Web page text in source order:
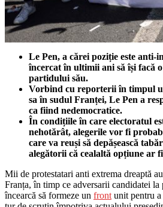
Le Pen, a cărei poziție este anti-
încercat în ultimii ani să își facă
partidului său.
Vorbind cu reporterii în timpul
sa în sudul Franței, Le Pen a
ca fiind nedemocratice.
În condițiile în care electoratul
nehotărât, alegerile vor fi
care va reuși să depășească
alegătorii că cealaltă opțiune ar
Mii de protestatari anti extrema dreaptă
Franța, în timp ce adversarii candidatei
încearcă să formeze un front unit pentru